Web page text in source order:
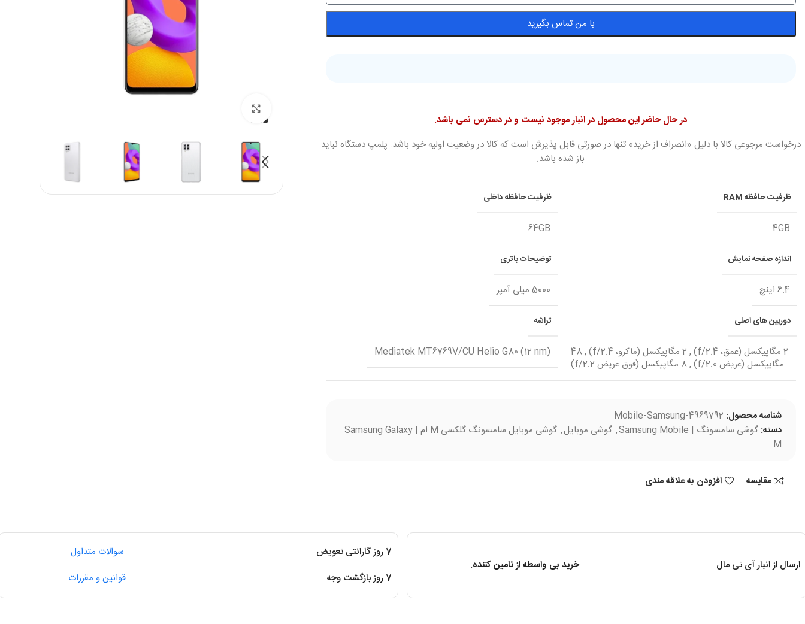
با من تماس بگیرید
در حال حاضر این محصول در انبار موجود نیست و در دسترس نمی باشد.
درخواست مرجوعی کالا با دلیل «انصراف از خرید» تنها در صورتی قابل پذیرش است که کالا در وضعیت اولیه خود باشد. پلمپ دستگاه نباید
باز شده باشد.
ظرفیت حافظه RAM
4GB
ظرفیت حافظه داخلی
64GB
اندازه صفحه نمایش
6.4 اینچ
توضیحات باتری
5000 میلی آمپر
دوربین های اصلی
2 مگاپیکسل (عمق، f/2.4) , 2 مگاپیکسل (ماکرو، f/2.4) ,
48
مگاپیکسل (عریض f/2.0)
,8 مگاپیکسل (فوق عریض f/2.2)
تراشه
Mediatek MT6769V/CU Helio G80 (12 nm)
شناسه محصول: Mobile-Samsung-4969792
دسته: گوشی سامسونگ | Samsung Mobile , گوشی موبایل,
گوشی موبایل سامسونگ گلکسی M ام | Samsung Galaxy
M
مقایسه افزودن به علاقه مندی
ارسال از انبار آی تی مال خرید بی واسطه از تامین کننده.
7 روز گارانتی تعویض
سوالات متداول
7 روز بازگشت وجه
قوانین و مقررات